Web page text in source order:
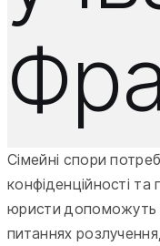
Сімейні спори
конфіденційності
юристи допоможуть
питаннях